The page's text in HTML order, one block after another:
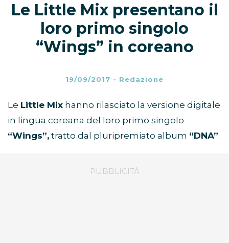
Le Little Mix presentano il
loro primo singolo
“Wings” in coreano
19/09/2017 - Redazione
Le Little Mix hanno rilasciato la versione digitale
in lingua coreana del loro primo singolo
“Wings”, tratto dal pluripremiato album “DNA”.